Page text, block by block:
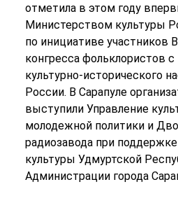
отметила в этом году
Министерством культуры
по инициативе участников
конгресса фольклористов
культурно-исторического
России. В Сарапуле
выступили Управление
молодежной политики и
радиозавода при
культуры Удмуртской
Администрации города